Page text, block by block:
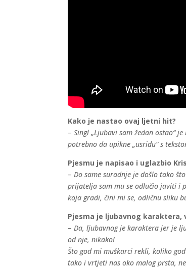
Kako je nastao ovaj ljetni hit?
–Singl „Ljubavi sam žedan ostao“
potrebno da upikne „usridu“ s
Pjesmu je napisao i uglazbio
–Do same suradnje je došlo tako
prijatelja sam mu se odlučio javiti i
koja gradi, čini mi se, odličnu sliku
Pjesma je ljubavnog karaktera,
–Da, ljubavnog je karaktera jer je
od nje, nikako!
Što god mi muškarci rekli, koliko
tako i vrtjeti nas oko malog prsta,